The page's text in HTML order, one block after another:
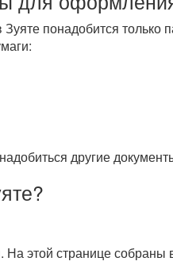
понадобится
другие
. На этой странице